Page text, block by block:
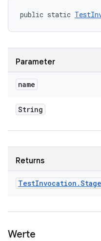
public static
Parameter
name
String
Returns
TestInvocation .Stage
Werte